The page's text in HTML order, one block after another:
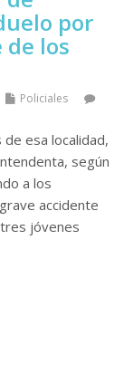
por
los
Policiales
esa localidad,
según
a los
accidente
jóvenes